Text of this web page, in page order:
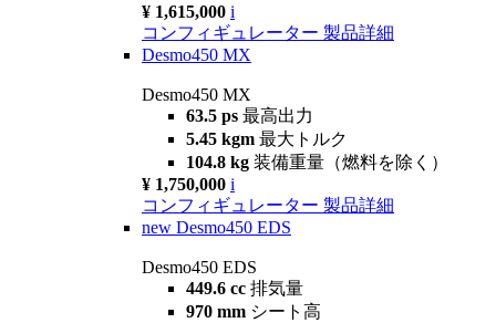
¥ 1,615,000 i
コンフィギュレーター 製品詳細
Desmo450 MX
Desmo450 MX
63.5 ps 最高出力
5.45 kgm 最大トルク
104.8 kg 装備重量（燃料を除く）
¥ 1,750,000 i
コンフィギュレーター 製品詳細
new Desmo450 EDS
Desmo450 EDS
449.6 cc 排気量
970 mm シート高